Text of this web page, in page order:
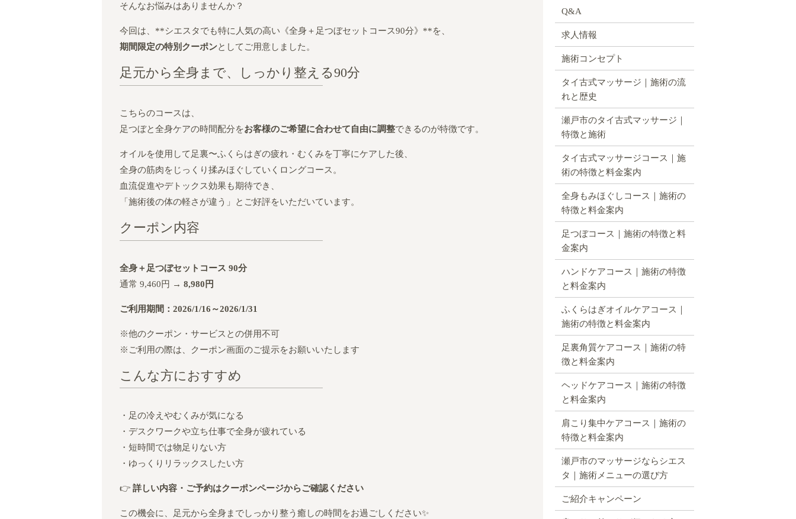
そんなお悩みはありませんか？
今回は、**シエスタでも特に人気の高い《全身＋足つぼセットコース90分》**を、
期間限定の特別クーポンとしてご用意しました。
足元から全身まで、しっかり整える90分
こちらのコースは、
足つぼと全身ケアの時間配分をお客様のご希望に合わせて自由に調整できるのが特徴です。
オイルを使用して足裏〜ふくらはぎの疲れ・むくみを丁寧にケアした後、
全身の筋肉をじっくり揉みほぐしていくロングコース。
血流促進やデトックス効果も期待でき、
「施術後の体の軽さが違う」とご好評をいただいています。
クーポン内容
全身＋足つぼセットコース 90分
通常 9,460円 → 8,980円
ご利用期間：2026/1/16～2026/1/31
※他のクーポン・サービスとの併用不可
※ご利用の際は、クーポン画面のご提示をお願いいたします
こんな方におすすめ
・足の冷えやむくみが気になる
・デスクワークや立ち仕事で全身が疲れている
・短時間では物足りない方
・ゆっくりリラックスしたい方
👉 詳しい内容・ご予約はクーポンページからご確認ください
この機会に、足元から全身までしっかり整う癒しの時間をお過ごしください✨
Q&A
求人情報
施術コンセプト
タイ古式マッサージ｜施術の流
れと歴史
瀬戸市のタイ古式マッサージ｜
特徴と施術
タイ古式マッサージコース｜施
術の特徴と料金案内
全身もみほぐしコース｜施術の
特徴と料金案内
足つぼコース｜施術の特徴と料
金案内
ハンドケアコース｜施術の特徴
と料金案内
ふくらはぎオイルケアコース｜
施術の特徴と料金案内
足裏角質ケアコース｜施術の特
徴と料金案内
ヘッドケアコース｜施術の特徴
と料金案内
肩こり集中ケアコース｜施術の
特徴と料金案内
瀬戸市のマッサージならシエス
タ｜施術メニューの選び方
ご紹介キャンペーン